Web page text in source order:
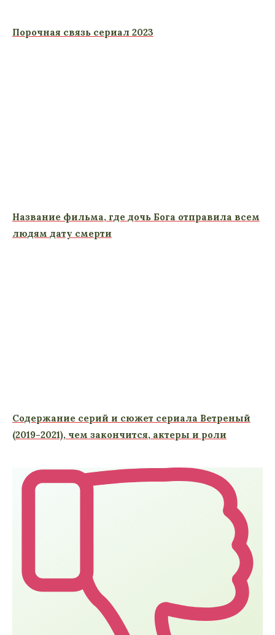
Порочная связь сериал 2023
Название фильма, где дочь Бога отправила всем
людям дату смерти
Содержание серий и сюжет сериала Ветреный
(2019-2021), чем закончится, актеры и роли